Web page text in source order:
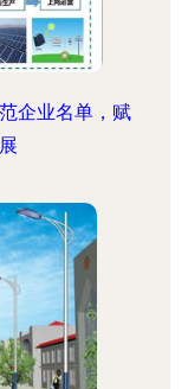
企业名单，赋